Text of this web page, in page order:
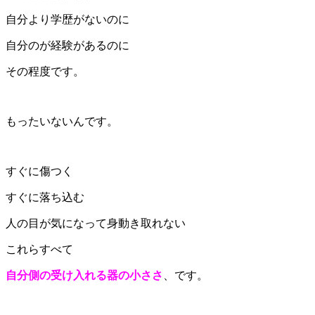
自分より学歴がないのに
自分のが経験があるのに
その程度です。
もったいないんです。
すぐに傷つく
すぐに落ち込む
人の目が気になって身動き取れない
これらすべて
自分側の受け入れる器の小ささ 、です。